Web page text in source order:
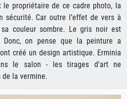
le propriétaire de ce cadre photo, la
sécurité. Car outre l’effet de vers à
couleur sombre. Le gris noir est
Donc, on pense que la peinture a
créé un design artistique. Erminia
le salon - les tirages d'art ne
de la vermine.